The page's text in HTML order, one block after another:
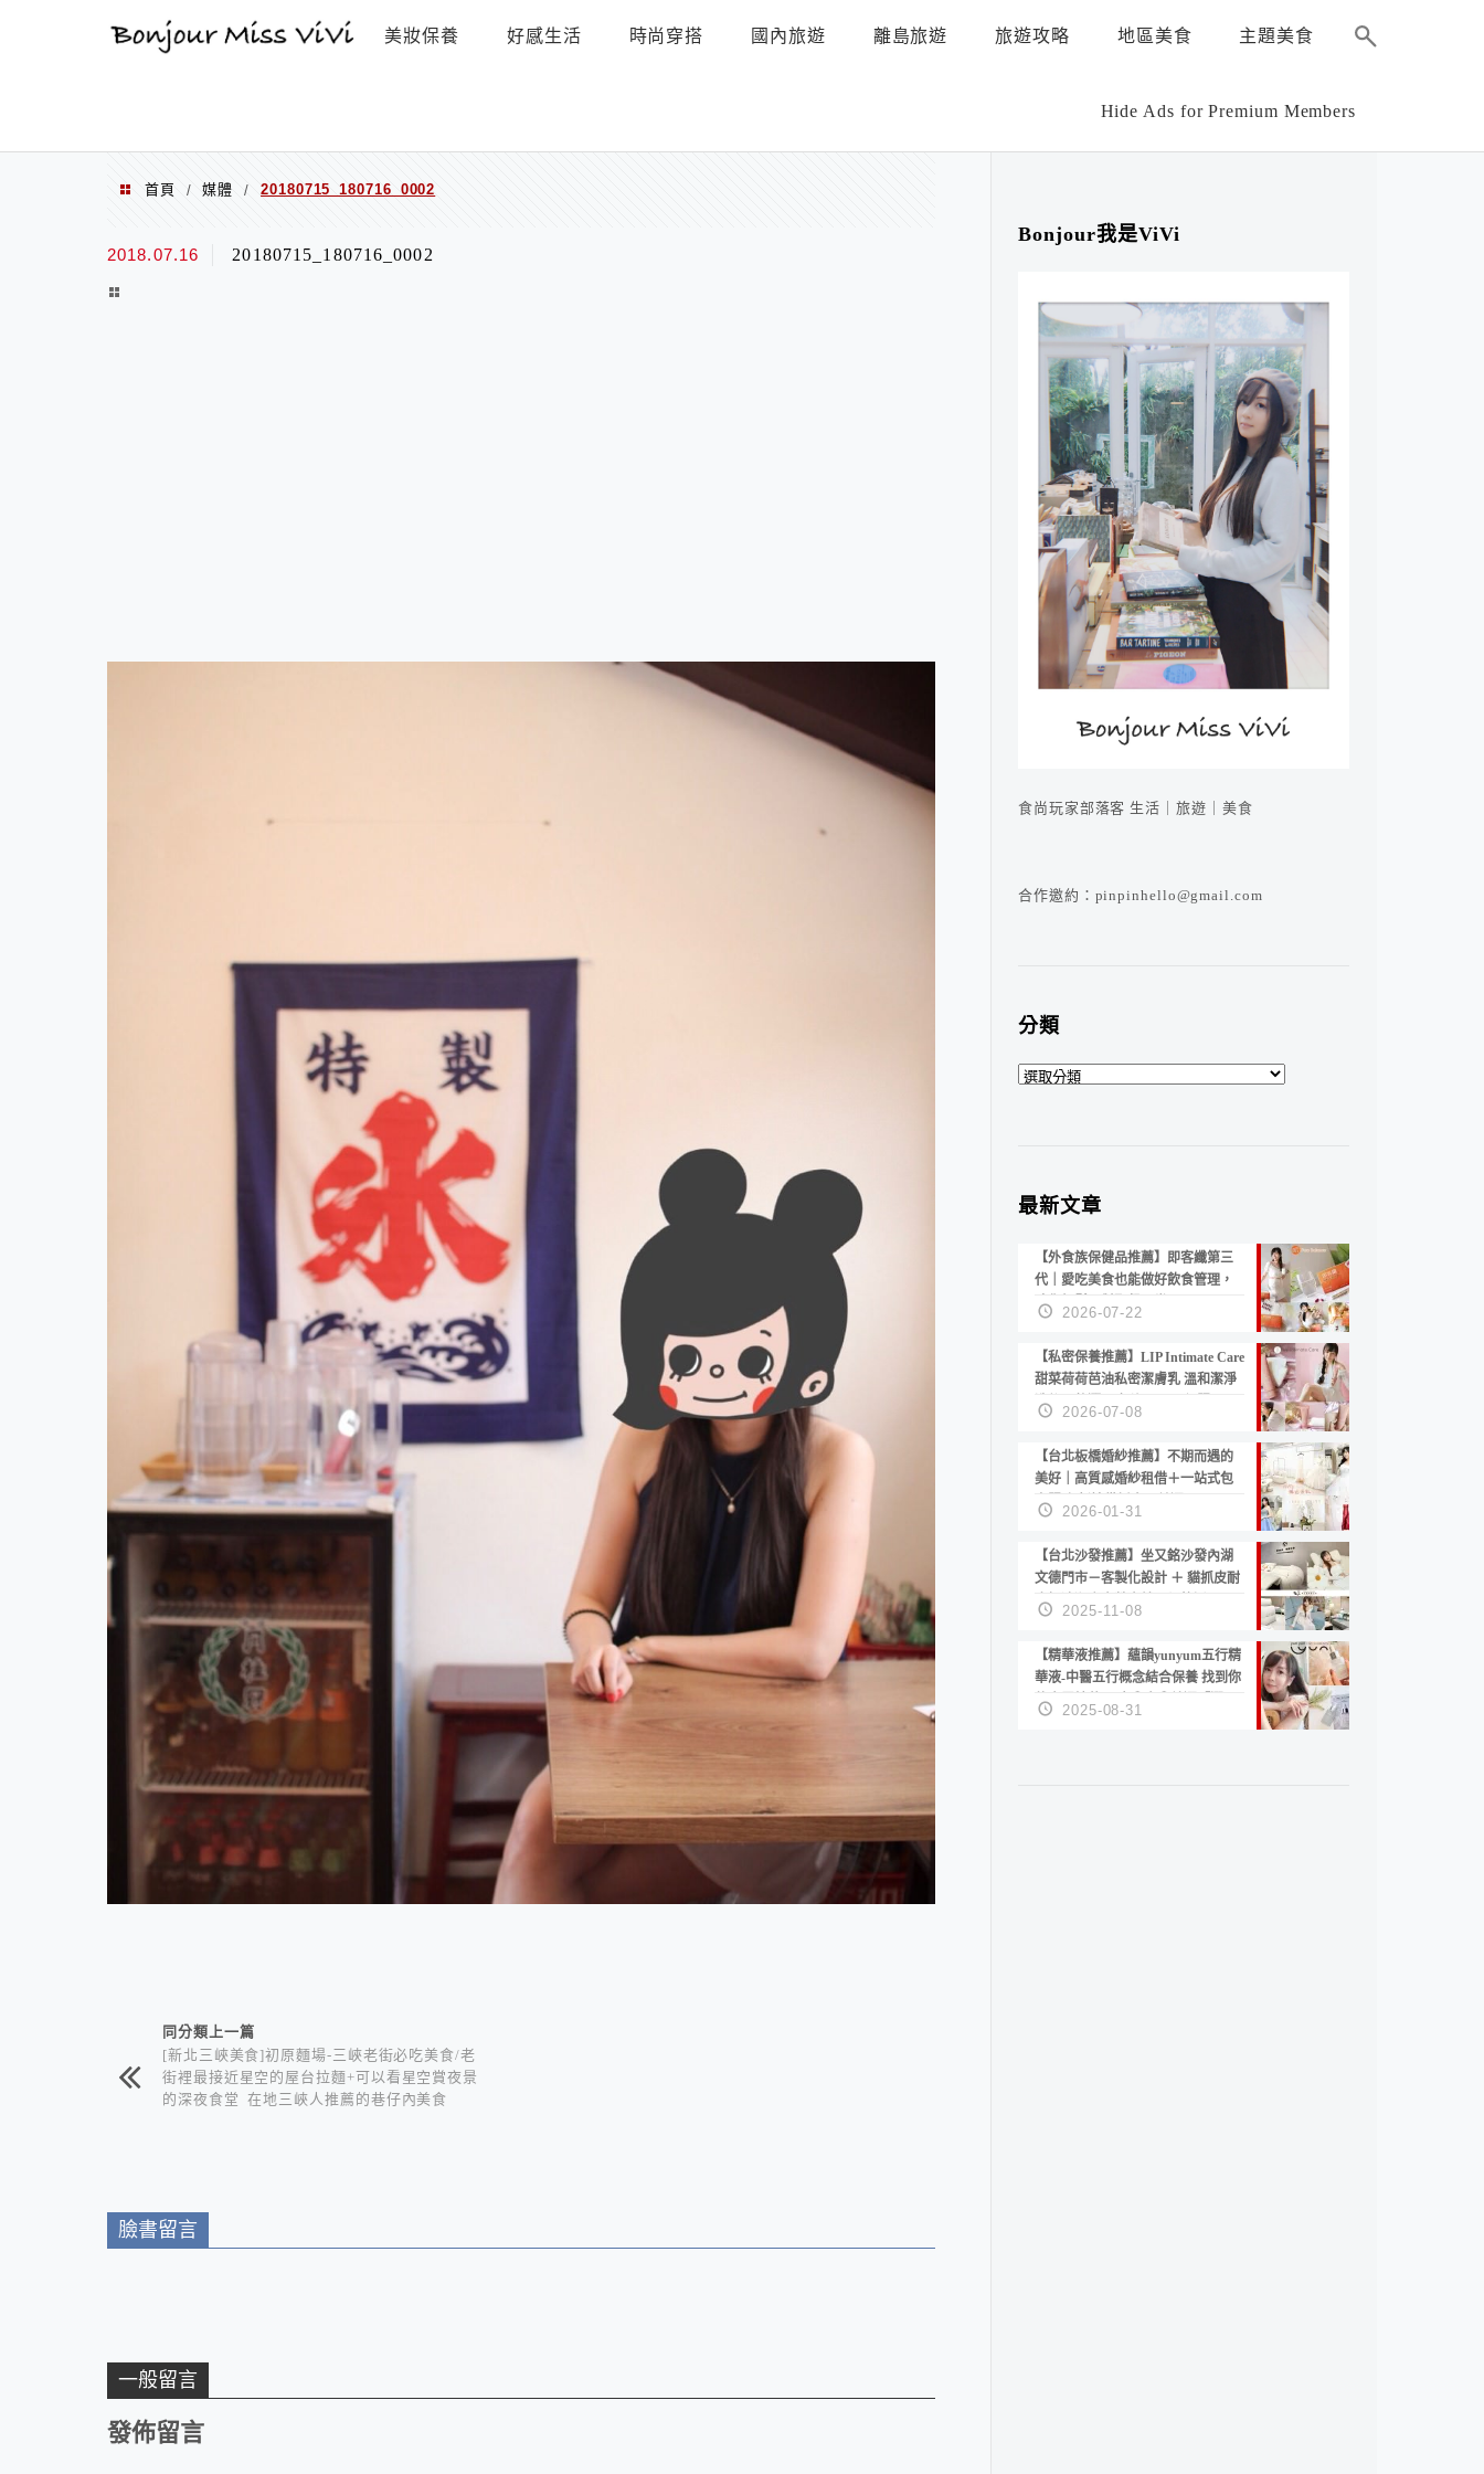
美妝保養 好感生活 時尚穿搭 國內旅遊 離島旅遊 旅遊攻略 地區美食 主題美食
Hide Ads for Premium Members
首頁 / 媒體 / 20180715_180716_0002
2018.07.16 20180715_180716_0002
相連文章同分類上一篇
[新北三峽美食]初原麵場-三峽老街必吃美食/老
街裡最接近星空的屋台拉麵+可以看星空賞夜景
的深夜食堂 在地三峽人推薦的巷仔內美食
臉書留言
一般留言
發佈留言
Bonjour我是ViVi
食尚玩家部落客 生活｜旅遊｜美食
合作邀約：pinpinhello@gmail.com
分類
分
最新文章
【外食族保健品推薦】即客纖第三
代｜愛吃美食也能做好飲食管理，
陪你輕鬆面對聚餐日常！
2026-07-22
【私密保養推薦】LIP Intimate Care
甜菜荷荷芭油私密潔膚乳 溫和潔淨
洗後不乾澀 不起泡反而更舒服！
2026-07-08
【台北板橋婚紗推薦】不期而遇的
美好｜高質感婚紗租借＋一站式包
套服務 新娘備婚省心首選！
2026-01-31
【台北沙發推薦】坐又銘沙發內湖
文德門市－客製化設計 ＋ 貓抓皮耐
磨好清潔｜直營直銷、價格透明
高CP值打造夢想居家風格
2025-11-08
【精華液推薦】蘊韻yunyum五行精
華液-中醫五行概念結合保養 找到你
的專屬精華！ 水㊀土㊀就選「潤・
賦精華」維持肌膚剛剛好的平衡
2025-08-31